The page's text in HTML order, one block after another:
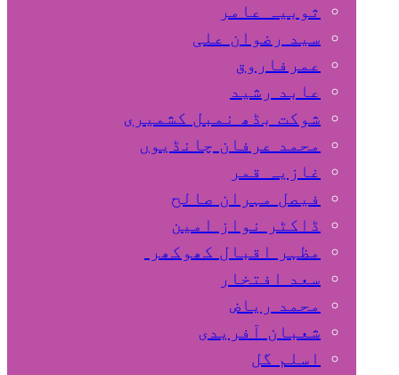
ثوبیہ عامر
سید رضوان علی
عمرفاروق
عابد رشید
شوکت بڈھ نمبل کشمیری
محمد عرفان چانڈیوں
غازیہ قمر
فیصل مہران صالح
ڈاکٹر نواز امین
مظہر اقبال کھوکھر
سعد افتخار
محمد ریاض
شعبان آفریدی
اسلم گل